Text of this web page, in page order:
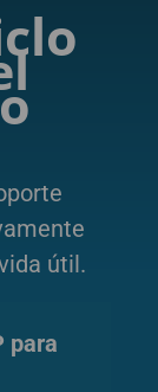
útil.
para